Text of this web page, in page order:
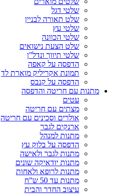
שלטי דגל
שלט תאורה לבניין
שלטי עץ
שלטי הכוונה
שלט הצעת נישואים
שלטי תיווך ונדל”ן
הדפסה על קאפה
תמונת אקריליק מוארת לד
הדפסה על קנבס
מתנות עם חריטה והדפסה
עטים
מצתים עם חריטה
אולרים וסכינים עם חריטה
ארנקים לגבר
מתנות למנהל
הדפסה על בלוק עץ
מתנות לגבר ולאישה
מתנות יודאיקה שונים
מתנות לרופא ולאחות
מתנות עד 50 ש”ח
עיצוב החדר והבית